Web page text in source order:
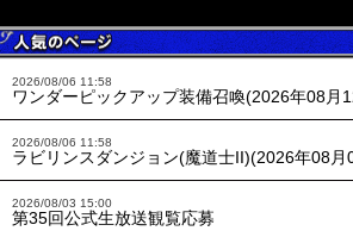
2026/08/06 11:58
ワンダーピックアップ装備召喚(2026年08月
2026/08/06 11:58
ラビリンスダンジョン(魔道士II)(2026年08月
2026/08/03 15:00
第35回公式生放送観覧応募